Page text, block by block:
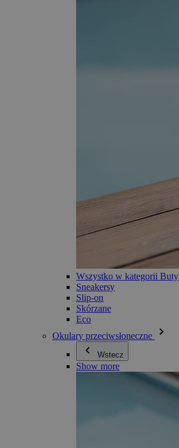
Wszystko w kategorii Buty
Sneakersy
Slip-on
Skórzane
Eco
Okulary przeciwsłoneczne
Wstecz
Show more